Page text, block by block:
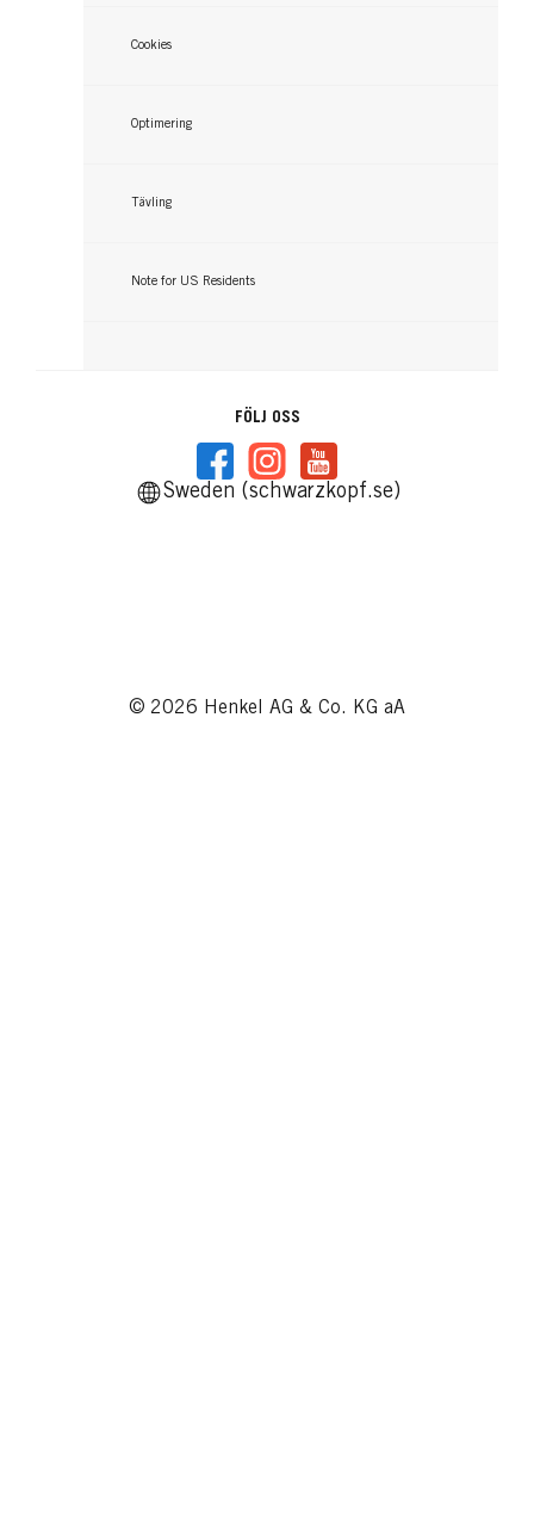
Cookies
Optimering
Tävling
Note for US Residents
FÖLJ OSS
Sweden (schwarzkopf.se)
© 2026 Henkel AG & Co. KG aA